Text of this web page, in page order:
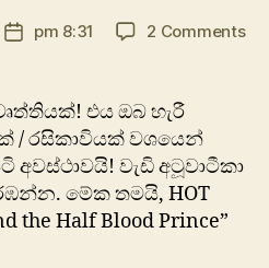
Postpm 8:31 2 Commentson
එය ඔබ හැරී
/ රසිකාවියක් වශයෙන්
අවස්ථාවයි! වැඩි අටූවාටීකා
මේක තමයි, HOT
the Half Blood Prince”